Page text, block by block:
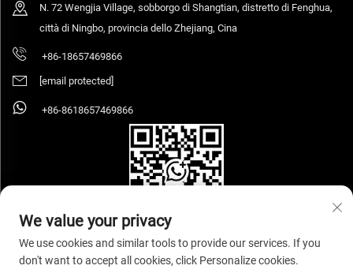
N. 72 Wengjia Village, sobborgo di Shangtian, distretto di Fenghua,
città di Ningbo, provincia dello Zhejiang, Cina
+86-18657469866
[email protected]
+86-8618657469866
Copyright © 2026 Ningbo Sihooz Furniture Industry And Trade Co., Ltd. Tutti i
We value your privacy
We use cookies and similar tools to provide our services. If you
don't want to accept all cookies, click Personalize cookies.